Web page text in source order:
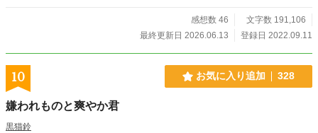
らった真琴です。かわいい ＊お気に入り数200突破!!有難う御
感想数 46
文字数 191,106
最終更新日 2026.06.13
登録日 2022.09.11
10 お気に入り追加 328
嫌われものと爽やか君
黒猫鈴